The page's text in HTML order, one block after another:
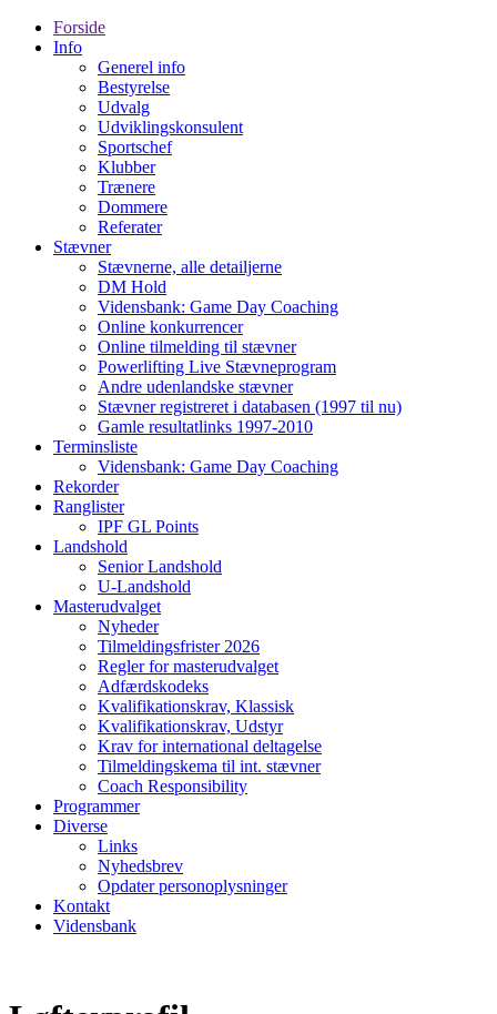
Forside
Info
Generel info
Bestyrelse
Udvalg
Udviklingskonsulent
Sportschef
Klubber
Trænere
Dommere
Referater
Stævner
Stævnerne, alle detailjerne
DM Hold
Vidensbank: Game Day Coaching
Online konkurrencer
Online tilmelding til stævner
Powerlifting Live Stævneprogram
Andre udenlandske stævner
Stævner registreret i databasen (1997 til nu)
Gamle resultatlinks 1997-2010
Terminsliste
Vidensbank: Game Day Coaching
Rekorder
Ranglister
IPF GL Points
Landshold
Senior Landshold
U-Landshold
Masterudvalget
Nyheder
Tilmeldingsfrister 2026
Regler for masterudvalget
Adfærdskodeks
Kvalifikationskrav, Klassisk
Kvalifikationskrav, Udstyr
Krav for international deltagelse
Tilmeldingskema til int. stævner
Coach Responsibility
Programmer
Diverse
Links
Nyhedsbrev
Opdater personoplysninger
Kontakt
Vidensbank